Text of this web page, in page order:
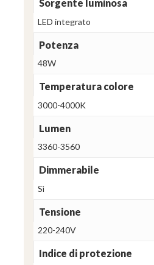
Sorgente luminosa
LED integrato
Potenza
48W
Temperatura colore
3000-4000K
Lumen
3360-3560
Dimmerabile
Sì
Tensione
220-240V
Indice di protezione